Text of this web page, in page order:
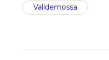
Valldemossa